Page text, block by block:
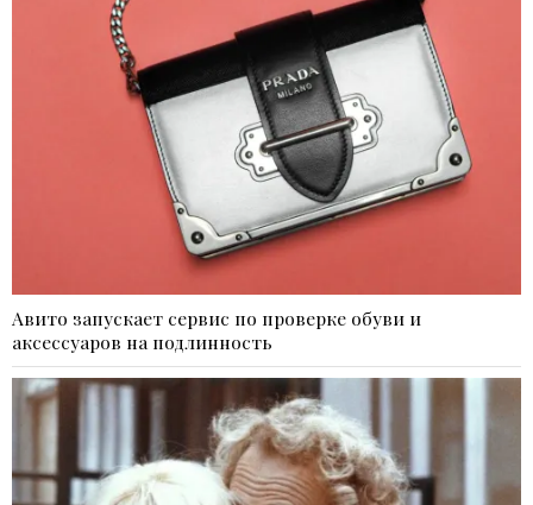
Авито запускает сервис по проверке обуви и
аксессуаров на подлинность